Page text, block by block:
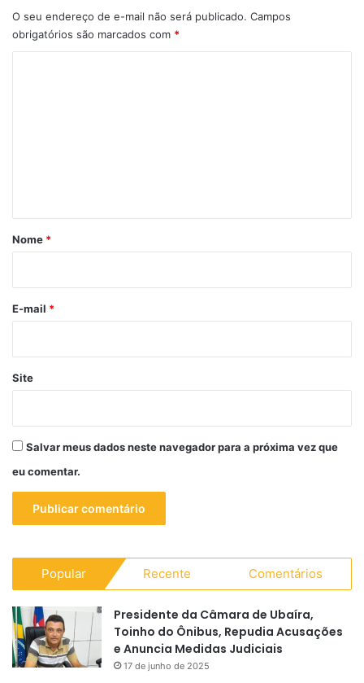
O seu endereço de e-mail não será publicado. Campos
obrigatórios são marcados com *
r
*
Nome *
E-mail *
Site
Salvar meus dados neste navegador para a próxima vez que
eu comentar.
Popular Recente Comentários
Presidente da Câmara de Ubaíra,
Toinho do Ônibus, Repudia Acusações
e Anuncia Medidas Judiciais
17 de junho de 2025